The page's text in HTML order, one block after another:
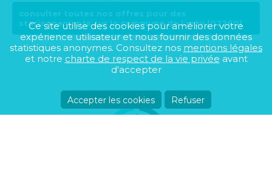
consulter toutes nos offres pour des
stationnements sur la commune de Lerzy (02260)
Ce site utilise des cookies pour améliorer votre
expérience utilisateur et nous fournir des données
statistiques anonymes. Consultez nos mentions légales
et notre charte de respect de la vie privée avant
d'accepter
Accepter les cookies Refuser